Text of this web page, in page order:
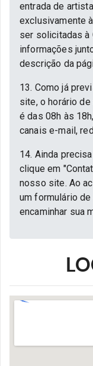
entrada de
exclusivamente
ser solicitadas à
informações
descrição da
13. Como já
site, o horário de
é das 08h às
canais e-mail,
14. Ainda
clique em
nosso site. Ao
um formulário
encaminhar sua